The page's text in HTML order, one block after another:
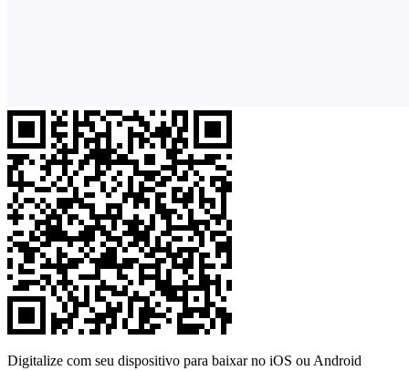
Digitalize com seu dispositivo para baixar no iOS ou Android